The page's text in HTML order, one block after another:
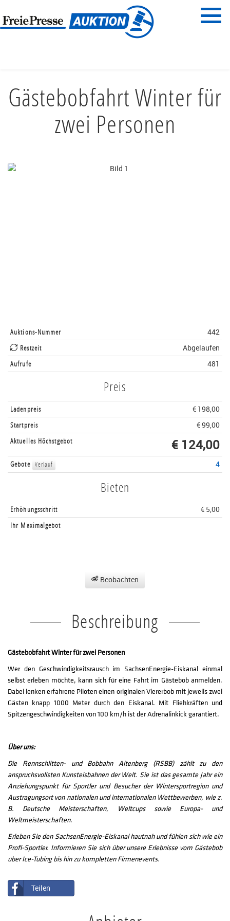
Menü
Gästebobfahrt Winter für
zwei Personen
Auktions-Nummer
442
Restzeit
Abgelaufen
Aufrufe
481
Preis
Ladenpreis
€ 198,00
Startpreis
€ 99,00
Aktuelles Höchstgebot
€ 124,00
Gebote Verlauf 4
Bieten
Erhöhungsschritt
€ 5,00
Ihr Maximalgebot
Beobachten
Beschreibung
Gästebobfahrt Winter für zwei Personen
Wer den Geschwindigkeitsrausch im SachsenEnergie-Eiskanal einmal
selbst erleben möchte, kann sich für eine Fahrt im Gästebob anmelden.
Dabei lenken erfahrene Piloten einen originalen Viererbob mit jeweils zwei
Gästen knapp 1000 Meter durch den Eiskanal. Mit Fliehkräften und
Spitzengeschwindigkeiten von 100 km/h ist der Adrenalinkick garantiert.
Über uns:
Die Rennschlitten- und Bobbahn Altenberg (RSBB) zählt zu den
anspruchsvollsten Kunsteisbahnen der Welt. Sie ist das gesamte Jahr ein
Anziehungspunkt für Sportler und Besucher der Wintersportregion und
Austragungsort von nationalen und internationalen Wettbewerben, wie z.
B. Deutsche Meisterschaften, Weltcups sowie Europa- und
Weltmeisterschaften.
Erleben Sie den SachsenEnergie-Eiskanal hautnah und fühlen sich wie ein
Profi-Sportler. Informieren Sie sich über unsere Erlebnisse vom Gästebob
über Ice-Tubing bis hin zu kompletten Firmenevents.
Teilen